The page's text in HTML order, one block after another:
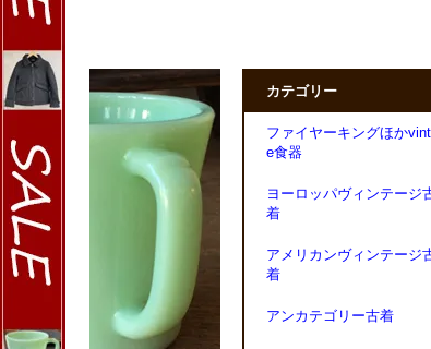
カテゴリー
ファイヤーキングほか
e食器
ヨーロッパヴィンテージ
着
アメリカンヴィンテージ
着
アンカテゴリー古着